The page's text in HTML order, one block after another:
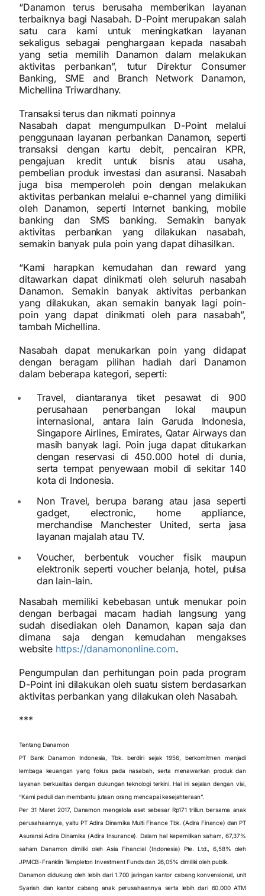
“Danamon terus berusaha memberikan layanan
terbaiknya bagi Nasabah. D-Point merupakan salah
satu cara kami untuk meningkatkan layanan
sekaligus sebagai penghargaan kepada nasabah
yang setia memilih Danamon dalam melakukan
aktivitas perbankan”, tutur Direktur Consumer
Banking, SME and Branch Network Danamon,
Michellina Triwardhany.
Transaksi terus dan nikmati poinnya
Nasabah dapat mengumpulkan D-Point melalui
penggunaan layanan perbankan Danamon, seperti
transaksi dengan kartu debit, pencairan KPR,
pengajuan kredit untuk bisnis atau usaha,
pembelian produk investasi dan asuransi. Nasabah
juga bisa memperoleh poin dengan melakukan
aktivitas perbankan melalui e-channel yang dimiliki
oleh Danamon, seperti Internet banking, mobile
banking dan SMS banking. Semakin banyak
aktivitas perbankan yang dilakukan nasabah,
semakin banyak pula poin yang dapat dihasilkan.
“Kami harapkan kemudahan dan reward yang
ditawarkan dapat dinikmati oleh seluruh nasabah
Danamon. Semakin banyak aktivitas perbankan
yang dilakukan, akan semakin banyak lagi poin-
poin yang dapat dinikmati oleh para nasabah”,
tambah Michellina.
Nasabah dapat menukarkan poin yang didapat
dengan beragam pilihan hadiah dari Danamon
dalam beberapa kategori, seperti:
Travel, diantaranya tiket pesawat di 900
perusahaan penerbangan lokal maupun
internasional, antara lain Garuda Indonesia,
Singapore Airlines, Emirates, Qatar Airways dan
masih banyak lagi. Poin juga dapat ditukarkan
dengan reservasi di 450.000 hotel di dunia,
serta tempat penyewaan mobil di sekitar 140
kota di Indonesia.
Non Travel, berupa barang atau jasa seperti
gadget, electronic, home appliance,
merchandise Manchester United, serta jasa
layanan majalah atau TV.
Voucher, berbentuk voucher fisik maupun
elektronik seperti voucher belanja, hotel, pulsa
dan lain-lain.
Nasabah memiliki kebebasan untuk menukar poin
dengan berbagai macam hadiah langsung yang
sudah disediakan oleh Danamon, kapan saja dan
dimana saja dengan kemudahan mengakses
website https://danamononline.com.
Pengumpulan dan perhitungan poin pada program
D-Point ini dilakukan oleh suatu sistem berdasarkan
aktivitas perbankan yang dilakukan oleh Nasabah.
***
Tentang Danamon
PT Bank Danamon Indonesia, Tbk. berdiri sejak 1956, berkomitmen menjadi
lembaga keuangan yang fokus pada nasabah, serta menawarkan produk dan
layanan berkualitas dengan dukungan teknologi terkini. Hal ini sejalan dengan visi,
“Kami peduli dan membantu jutaan orang mencapai kesejahteraan”.
Per 31 Maret 2017, Danamon mengelola aset sebesar Rp171 triliun bersama anak
perusahaannya, yaitu PT Adira Dinamika Multi Finance Tbk. (Adira Finance) dan PT
Asuransi Adira Dinamika (Adira Insurance). Dalam hal kepemilikan saham, 67,37%
saham Danamon dimiliki oleh Asia Financial (Indonesia) Pte. Ltd., 6,58% oleh
JPMCB-Franklin Templeton Investment Funds dan 26,05% dimiliki oleh publik.
Danamon didukung oleh lebih dari 1.700 jaringan kantor cabang konvensional, unit
Syariah dan kantor cabang anak perusahaannya serta lebih dari 60.000 ATM